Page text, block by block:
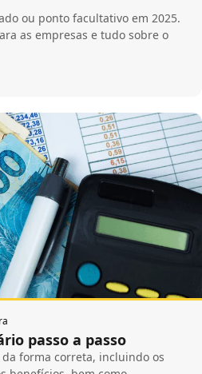
ou ponto facultativo em 2025.
as empresas e tudo sobre o
passo a passo
forma correta, incluindo os